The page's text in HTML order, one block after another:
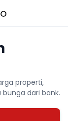
properti,
dari bank.